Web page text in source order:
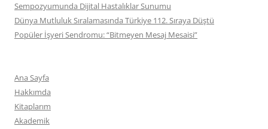
Sempozyumunda Dijital Hastalıklar Sunumu
Dünya Mutluluk Sıralamasında Türkiye 112. Sıraya Düştü
Popüler İşyeri Sendromu: “Bitmeyen Mesaj Mesaisi”
Ana Sayfa
Hakkımda
Kitaplarım
Akademik